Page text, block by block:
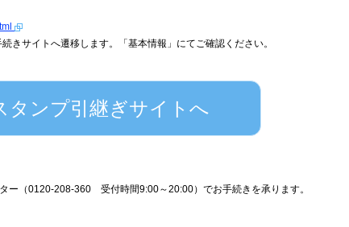
続きサイトへ遷移します。「基本情報」にてご確認ください。
タンプ引継ぎサイトへ
ー（0120-208-360 受付時間9:00～20:00）でお手続きを承ります。